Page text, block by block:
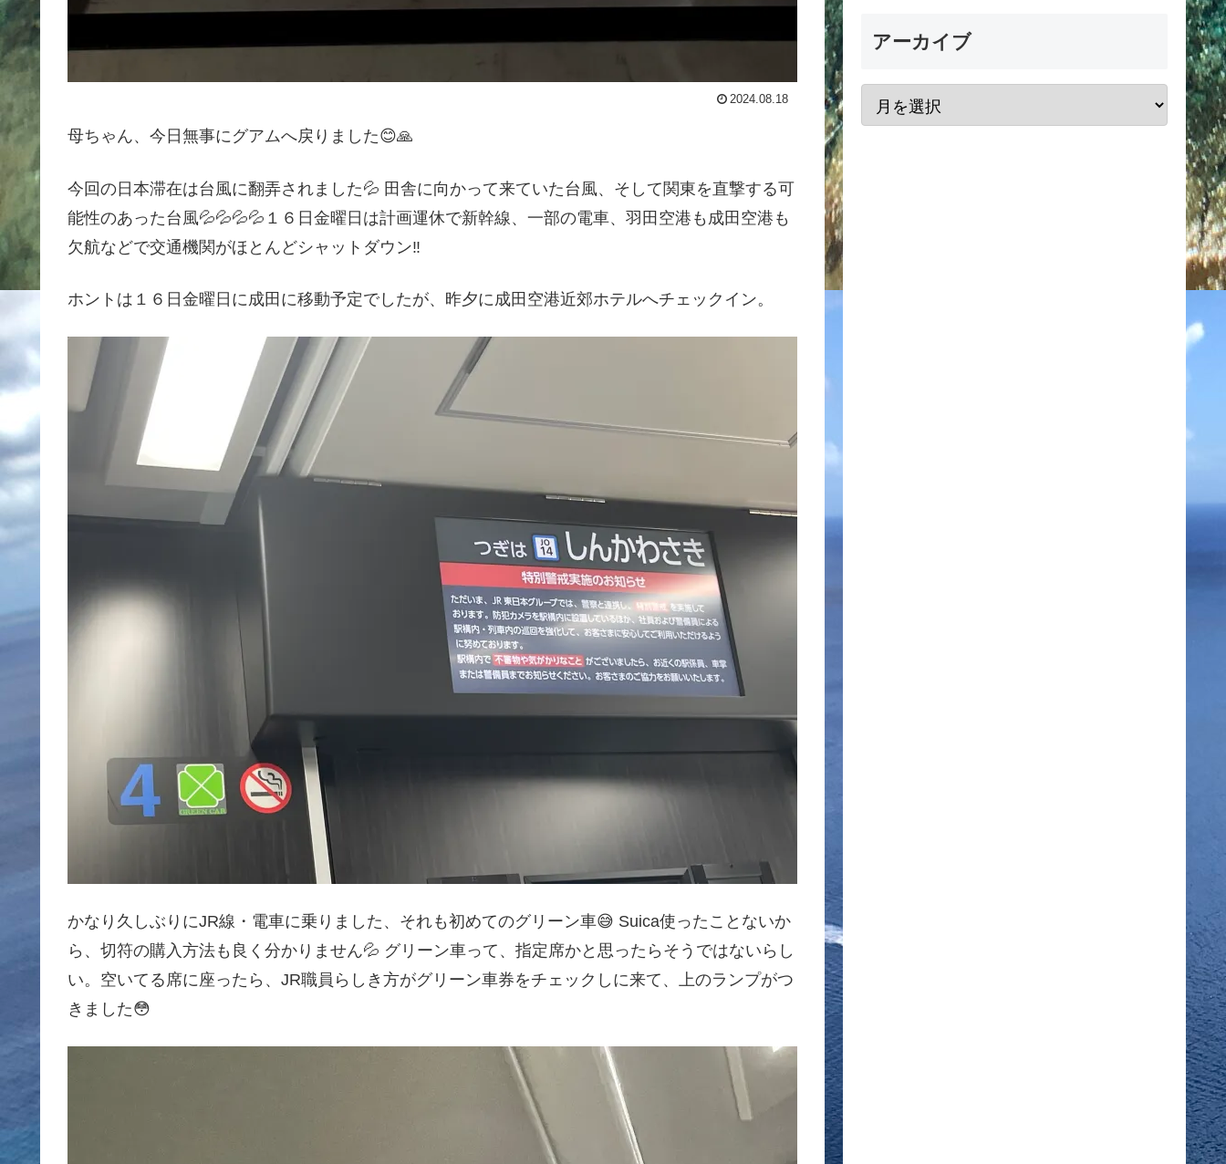
2024.08.18
母ちゃん、今日無事にグアムへ戻りました😊🙏
今回の日本滞在は台風に翻弄されました💦 田舎に向かって来ていた台風、そして関東を直撃する可
能性のあった台風💦💦💦💦１６日金曜日は計画運休で新幹線、一部の電車、羽田空港も成田空港も
欠航などで交通機関がほとんどシャットダウン‼️
ホントは１６日金曜日に成田に移動予定でしたが、昨夕に成田空港近郊ホテルへチェックイン。
かなり久しぶりにJR線・電車に乗りました、それも初めてのグリーン車😅 Suica使ったことないか
ら、切符の購入方法も良く分かりません💦 グリーン車って、指定席かと思ったらそうではないらし
い。空いてる席に座ったら、JR職員らしき方がグリーン車券をチェックしに来て、上のランプがつ
きました😳
アーカイブ